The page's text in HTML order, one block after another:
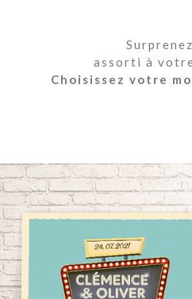
assorti à
Choisissez votre